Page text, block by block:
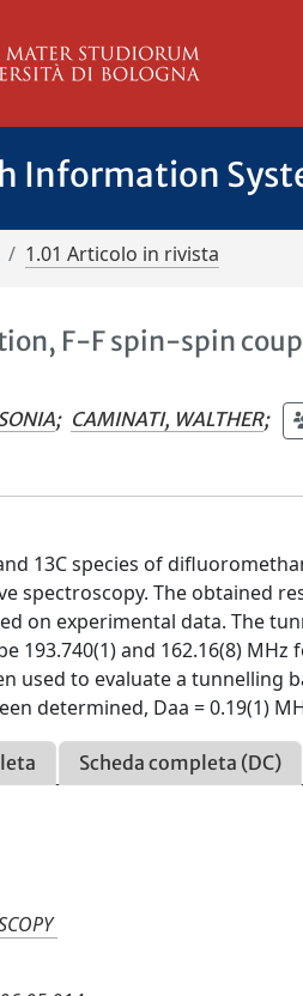
Information
1.01 Articolo in rivista
F-F spin-spin
; CAMINATI, WALTHER;
13C species of
spectroscopy. The obtained
on experimental data. The
193.740(1) and 162.16(8)
used to evaluate a tunnelling
determined, Daa = 0.19(1)
Scheda completa (DC)